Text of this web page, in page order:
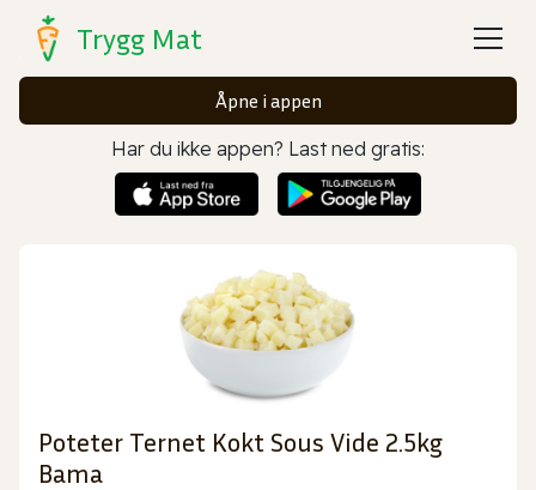
Trygg Mat
Åpne i appen
Har du ikke appen? Last ned gratis:
Poteter Ternet Kokt Sous Vide 2.5kg
Bama